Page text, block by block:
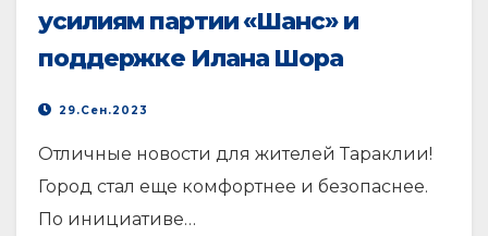
усилиям партии «Шанс» и
поддержке Илана Шора
29.Сен.2023
Отличные новости для жителей Тараклии!
Город стал еще комфортнее и безопаснее.
По инициативе…